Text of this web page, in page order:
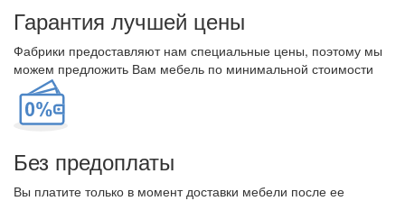
Гарантия лучшей цены
Фабрики предоставляют нам специальные цены, поэтому мы
можем предложить Вам мебель по минимальной стоимости
Без предоплаты
Вы платите только в момент доставки мебели после ее